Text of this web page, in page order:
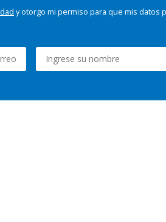
y otorgo mi permiso para que mis